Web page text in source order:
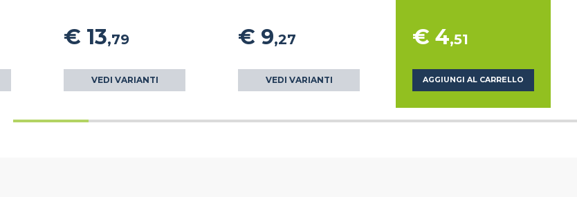
€ 13,79
VEDI VARIANTI
€ 9,27
VEDI VARIANTI
€ 4,51
AGGIUNGI AL CARRELLO